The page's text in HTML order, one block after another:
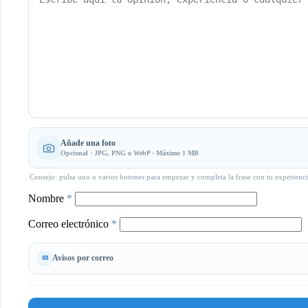
Añade una foto
Opcional · JPG, PNG o WebP · Máximo 1 MB
Consejo: pulsa uno o varios botones para empezar y completa la frase con tu
Nombre *
Correo electrónico *
Avisos por correo